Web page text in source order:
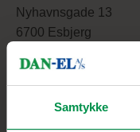
Samtykke
Nyhavnsgade 13
6700 Esbjerg
Telefon:+45 70232388
CVR nr.: 4643 7722